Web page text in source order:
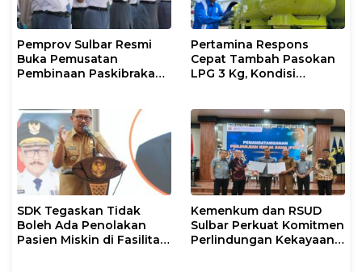
Pemprov Sulbar Resmi
Buka Pemusatan
Pembinaan Paskibraka
Pertamina Respons
Cepat Tambah Pasokan
LPG 3 Kg, Kondisi
SDK Tegaskan Tidak
Boleh Ada Penolakan
Pasien Miskin di Fasilitas
Kemenkum dan RSUD
Sulbar Perkuat Komitmen
Perlindungan Kekayaan